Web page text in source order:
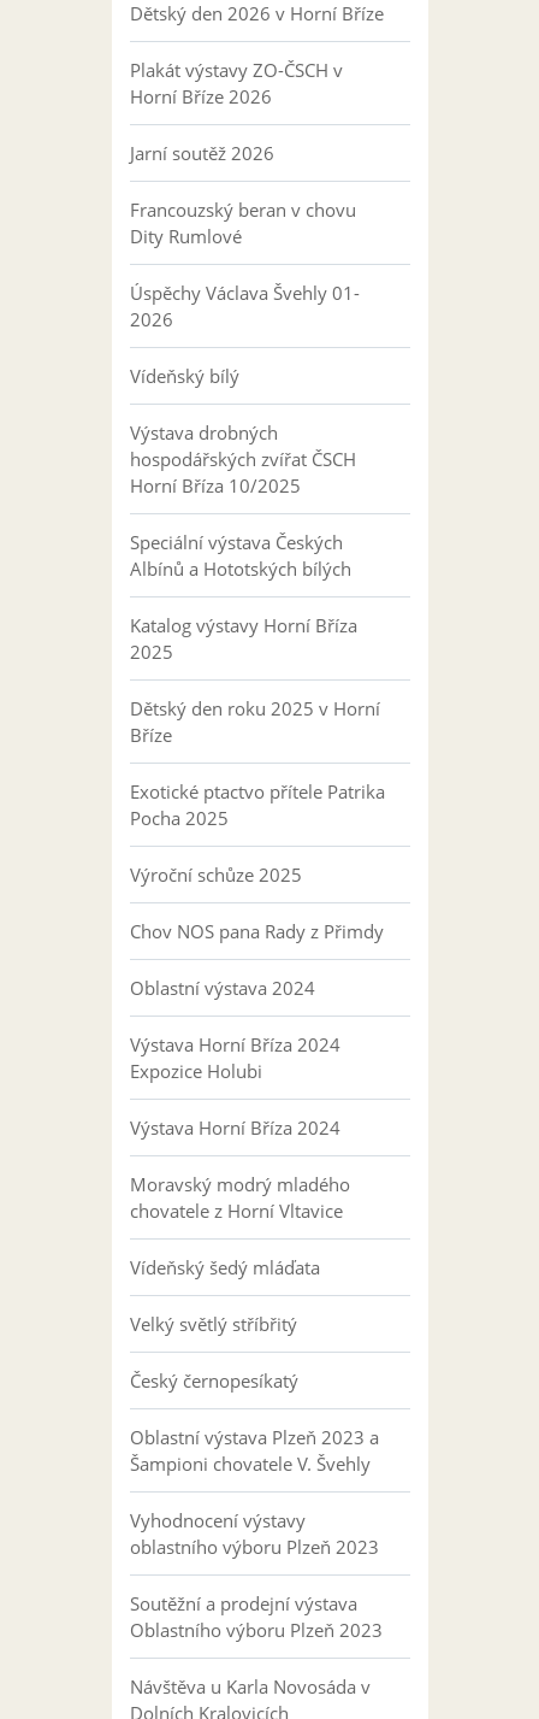
Dětský den 2026 v Horní Bříze
Plakát výstavy ZO-ČSCH v
Horní Bříze 2026
Jarní soutěž 2026
Francouzský beran v chovu
Dity Rumlové
Úspěchy Václava Švehly 01-
2026
Vídeňský bílý
Výstava drobných
hospodářských zvířat ČSCH
Horní Bříza 10/2025
Speciální výstava Českých
Albínů a Hototských bílých
Katalog výstavy Horní Bříza
2025
Dětský den roku 2025 v Horní
Bříze
Exotické ptactvo přítele Patrika
Pocha 2025
Výroční schůze 2025
Chov NOS pana Rady z Přimdy
Oblastní výstava 2024
Výstava Horní Bříza 2024
Expozice Holubi
Výstava Horní Bříza 2024
Moravský modrý mladého
chovatele z Horní Vltavice
Vídeňský šedý mláďata
Velký světlý stříbřitý
Český černopesíkatý
Oblastní výstava Plzeň 2023 a
Šampioni chovatele V. Švehly
Vyhodnocení výstavy
oblastního výboru Plzeň 2023
Soutěžní a prodejní výstava
Oblastního výboru Plzeň 2023
Návštěva u Karla Novosáda v
Dolních Kralovicích